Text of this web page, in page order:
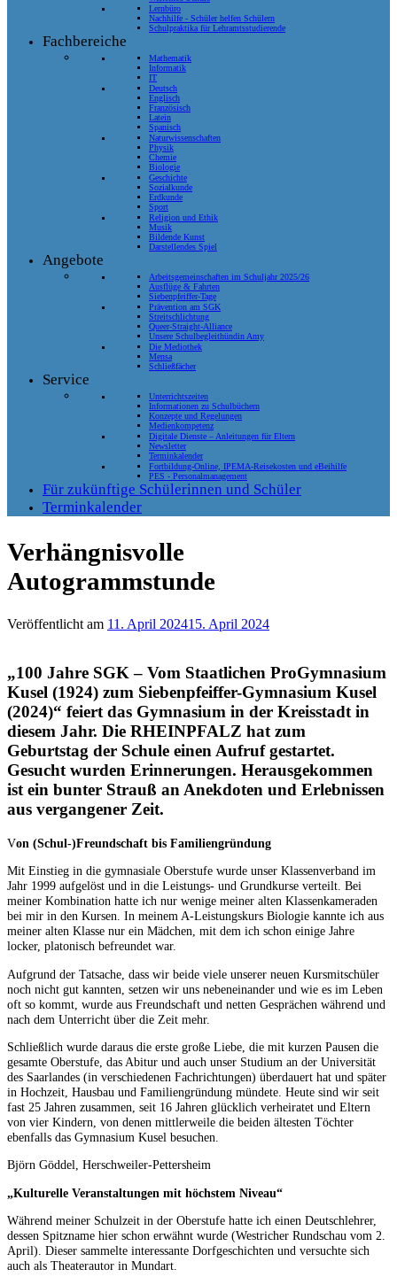
Lernbüro
Nachhilfe - Schüler helfen Schülern
Schulpraktika für Lehramtsstudierende
Fachbereiche
Mathematik
Informatik
IT
Deutsch
Englisch
Französisch
Latein
Spanisch
Naturwissenschaften
Physik
Chemie
Biologie
Geschichte
Sozialkunde
Erdkunde
Sport
Religion und Ethik
Musik
Bildende Kunst
Darstellendes Spiel
Angebote
Arbeitsgemeinschaften im Schuljahr 2025/26
Ausflüge & Fahrten
Siebenpfeiffer-Tage
Prävention am SGK
Streitschlichtung
Queer-Straight-Alliance
Unsere Schulbegleithündin Amy
Die Mediothek
Mensa
Schließfächer
Service
Unterrichtszeiten
Informationen zu Schulbüchern
Konzepte und Regelungen
Medienkompetenz
Digitale Dienste – Anleitungen für Eltern
Newsletter
Terminkalender
Fortbildung-Online, IPEMA-Reisekosten und eBeihilfe
PES - Personalmanagement
Für zukünftige Schülerinnen und Schüler
Terminkalender
Verhängnisvolle
Autogrammstunde
Veröffentlicht am 11. April 202415. April 2024
„100 Jahre SGK – Vom Staatlichen ProGymnasium
Kusel (1924) zum Siebenpfeiffer-Gymnasium Kusel
(2024)“ feiert das Gymnasium in der Kreisstadt in
diesem Jahr. Die RHEINPFALZ hat zum
Geburtstag der Schule einen Aufruf gestartet.
Gesucht wurden Erinnerungen. Herausgekommen
ist ein bunter Strauß an Anekdoten und Erlebnissen
aus vergangener Zeit.
Von (Schul-)Freundschaft bis Familiengründung
Mit Einstieg in die gymnasiale Oberstufe wurde unser Klassenverband im
Jahr 1999 aufgelöst und in die Leistungs- und Grundkurse verteilt. Bei
meiner Kombination hatte ich nur wenige meiner alten Klassenkameraden
bei mir in den Kursen. In meinem A-Leistungskurs Biologie kannte ich aus
meiner alten Klasse nur ein Mädchen, mit dem ich schon einige Jahre
locker, platonisch befreundet war.
Aufgrund der Tatsache, dass wir beide viele unserer neuen Kursmitschüler
noch nicht gut kannten, setzen wir uns nebeneinander und wie es im Leben
oft so kommt, wurde aus Freundschaft und netten Gesprächen während und
nach dem Unterricht über die Zeit mehr.
Schließlich wurde daraus die erste große Liebe, die mit kurzen Pausen die
gesamte Oberstufe, das Abitur und auch unser Studium an der Universität
des Saarlandes (in verschiedenen Fachrichtungen) überdauert hat und später
in Hochzeit, Hausbau und Familiengründung mündete. Heute sind wir seit
fast 25 Jahren zusammen, seit 16 Jahren glücklich verheiratet und Eltern
von vier Kindern, von denen mittlerweile die beiden ältesten Töchter
ebenfalls das Gymnasium Kusel besuchen.
Björn Göddel, Herschweiler-Pettersheim
„Kulturelle Veranstaltungen mit höchstem Niveau“
Während meiner Schulzeit in der Oberstufe hatte ich einen Deutschlehrer,
dessen Spitzname hier schon erwähnt wurde (Westricher Rundschau vom 2.
April). Dieser sammelte interessante Dorfgeschichten und versuchte sich
auch als Theaterautor in Mundart.